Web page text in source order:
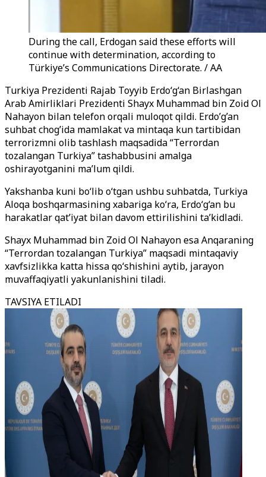
During the call, Erdogan said these efforts will
continue with determination, according to
Türkiye’s Communications Directorate. / AA
Turkiya Prezidenti Rajab Toyyib Erdo‘g‘an Birlashgan
Arab Amirliklari Prezidenti Shayx Muhammad bin Zoid Ol
Nahayon bilan telefon orqali muloqot qildi. Erdo’g’an
suhbat chog’ida mamlakat va mintaqa kun tartibidan
terrorizmni olib tashlash maqsadida “Terrordan
tozalangan Turkiya” tashabbusini amalga
oshirayotganini ma’lum qildi.
Yakshanba kuni bo‘lib o‘tgan ushbu suhbatda, Turkiya
Aloqa boshqarmasining xabariga ko‘ra, Erdo‘g‘an bu
harakatlar qat’iyat bilan davom ettirilishini ta’kidladi.
Shayx Muhammad bin Zoid Ol Nahayon esa Anqaraning
“Terrordan tozalangan Turkiya” maqsadi mintaqaviy
xavfsizlikka katta hissa qo‘shishini aytib, jarayon
muvaffaqiyatli yakunlanishini tiladi.
TAVSIYA ETILADI